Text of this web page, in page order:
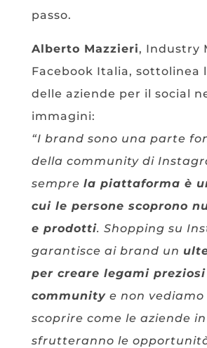
passo.
Alberto Mazzieri, Industry
Facebook Italia, sottolinea
delle aziende per il social
immagini:
“I brand sono una parte
della community di
sempre la piattaforma è
cui le persone scoprono
e prodotti. Shopping su
garantisce ai brand un
per creare legami
communitye non vediamo
scoprire come le aziende
sfrutteranno le